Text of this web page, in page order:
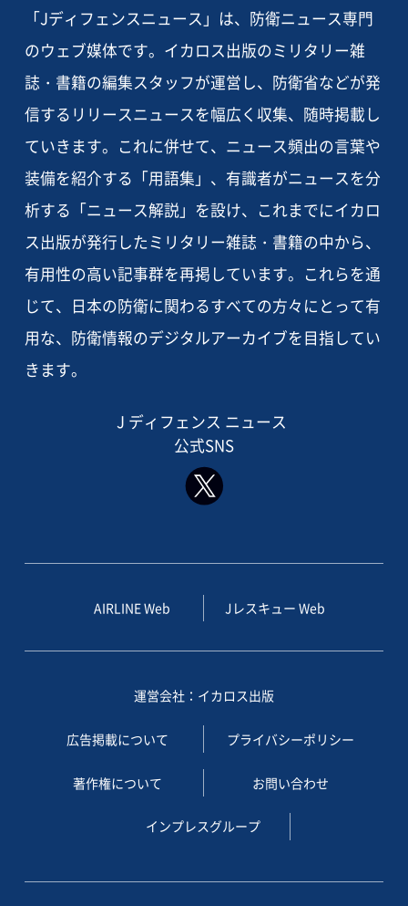
「Jディフェンスニュース」は、防衛ニュース専門
のウェブ媒体です。イカロス出版のミリタリー雑
誌・書籍の編集スタッフが運営し、防衛省などが発
信するリリースニュースを幅広く収集、随時掲載し
ていきます。これに併せて、ニュース頻出の言葉や
装備を紹介する「用語集」、有識者がニュースを分
析する「ニュース解説」を設け、これまでにイカロ
ス出版が発行したミリタリー雑誌・書籍の中から、
有用性の高い記事群を再掲しています。これらを通
じて、日本の防衛に関わるすべての方々にとって有
用な、防衛情報のデジタルアーカイブを目指してい
きます。
J ディフェンス ニュース
公式SNS
AIRLINE Web Jレスキュー Web
運営会社：イカロス出版
広告掲載について プライバシーポリシー
著作権について お問い合わせ
インプレスグループ